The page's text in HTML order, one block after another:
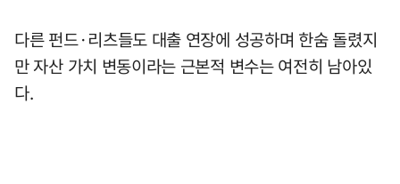
다른 펀드·리츠들도 대출 연장에 성공하며 한숨 돌렸지
만 자산 가치 변동이라는 근본적 변수는 여전히 남아있
다.